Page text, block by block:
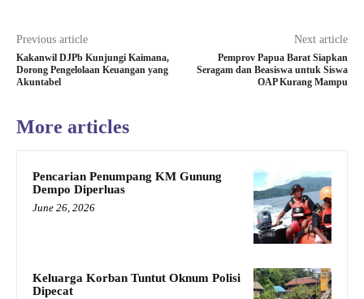
Previous article
Kakanwil DJPb Kunjungi Kaimana,
Dorong Pengelolaan Keuangan yang
Akuntabel
Next article
Pemprov Papua Barat Siapkan
Seragam dan Beasiswa untuk Siswa
OAP Kurang Mampu
More articles
Pencarian Penumpang KM Gunung
Dempo Diperluas
June 26, 2026
Keluarga Korban Tuntut Oknum Polisi
Dipecat